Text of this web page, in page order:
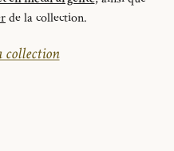
de la collection.
collection